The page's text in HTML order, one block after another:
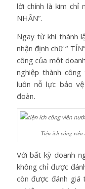
lời chính là kim chỉ
NHÂN”.
Ngay từ khi thành
nhận định chữ “
công của một
nghiệp thành
luôn nỗ lực bảo
đoàn.
Tiện ích công
Với bất kỳ doanh
không chỉ được
còn được đánh giá